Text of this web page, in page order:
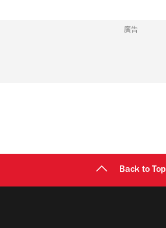
廣告
Back to Top